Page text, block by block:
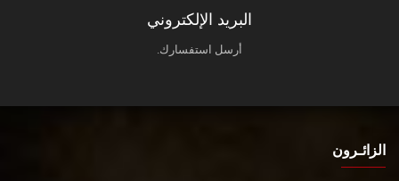
البريد الإلكتروني
أرسل استفسارك.
الزائـرون